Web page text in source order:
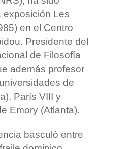
exposición Les
en el Centro
Presidente del
de Filosofía
además profesor
de
París VIII y
Emory (Atlanta).
basculó entre